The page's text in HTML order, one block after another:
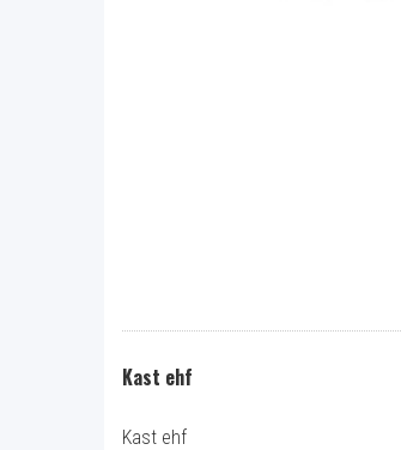
Kast ehf
Kast ehf